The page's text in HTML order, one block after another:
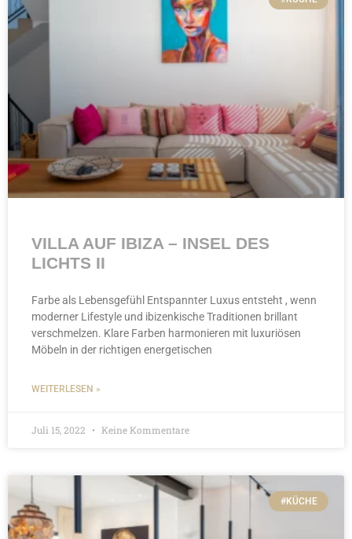
VILLA AUF IBIZA – INSEL DES
LICHTS II
Farbe als Lebensgefühl Entspannter Luxus entsteht , wenn
moderner Lifestyle und ibizenkische Traditionen brillant
verschmelzen. Klare Farben harmonieren mit luxuriösen
Möbeln in der richtigen energetischen
WEITERLESEN »
Juli 15, 2022 Keine Kommentare
#KÜCHE